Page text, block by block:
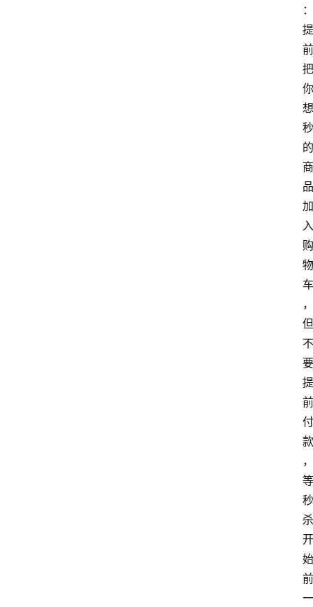
：
提
前
把
你
想
秒
的
商
品
加
入
购
物
车
，
但
不
要
提
前
付
款
，
等
秒
杀
开
始
前
一